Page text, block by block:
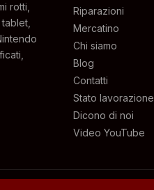
rotti,
Riparazioni
Mercatino
Chi siamo
Blog
Contatti
Stato lavorazione
Dicono di noi
Video YouTube